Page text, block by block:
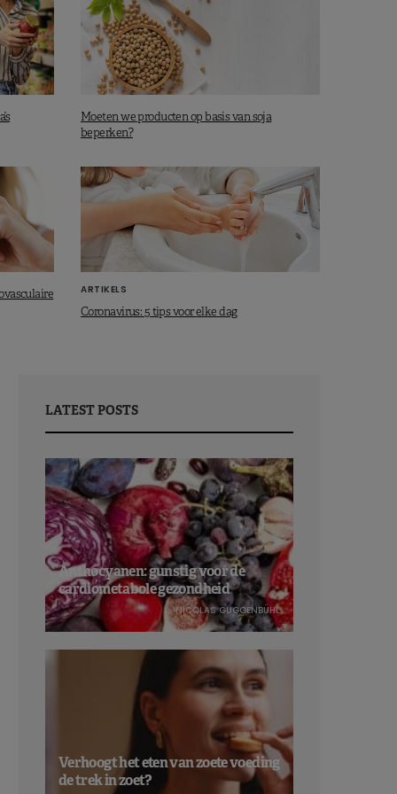
Moeten we producten op basis van soja
beperken?
ARTIKELS
Coronavirus: 5 tips voor elke dag
LATEST POSTS
Anthocyanen: gunstig voor de
cardiometabole gezondheid
NICOLAS GUGGENBÜHL
Verhoogt het eten van zoete voeding
de trek in zoet?